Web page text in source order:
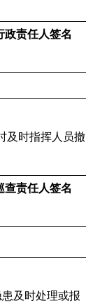
政责任人签名
及时指挥人员撤
查责任人签名
及时处理或报